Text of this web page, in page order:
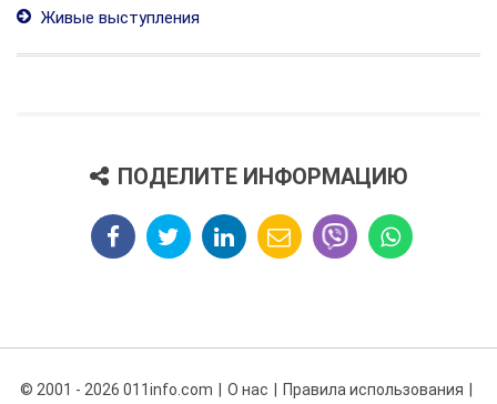
Живые выступления
ПОДЕЛИТЕ ИНФОРМАЦИЮ
© 2001 - 2026 011info.com О нас Правила использования